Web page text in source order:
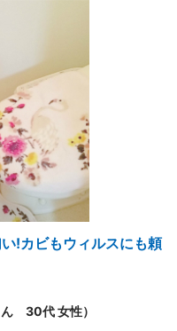
!カビもウィルスにも頼
30代 女性）